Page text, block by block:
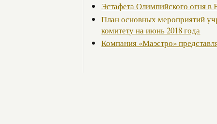
Эстафета Олимпийского огня в
План основных мероприятий
комитету на июнь 2018 года
Компания «Маэстро»